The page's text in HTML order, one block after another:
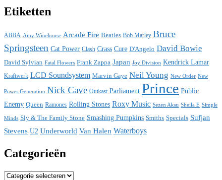
Etiketten
ABBA Amy Winehouse Arcade Fire Beatles Bob Marley Bruce
Springsteen Cat Power Clash Crass Cure D'Angelo David Bowie
David Sylvian Fatal Flowers Frank Zappa Japan Joy Division Kendrick Lamar
Kraftwerk LCD Soundsystem Marvin Gaye Neil Young New Order New
Power Generation Nick Cave Outkast Parliament Prince Public
Enemy Queen Ramones Rolling Stones Roxy Music Sezen Aksu Sheila E Simple
Minds Sly & The Family Stone Smashing Pumpkins Smiths Specials Sufjan
Stevens U2 Underworld Van Halen Waterboys
Categorieën
Categorieën